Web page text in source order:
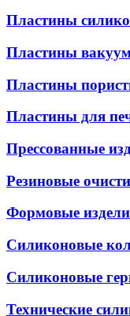
Пластины
Пластины
Пластины
Пластины для
Прессованные
Резиновые
Формовые
Силиконовые
Силиконовые
Технические